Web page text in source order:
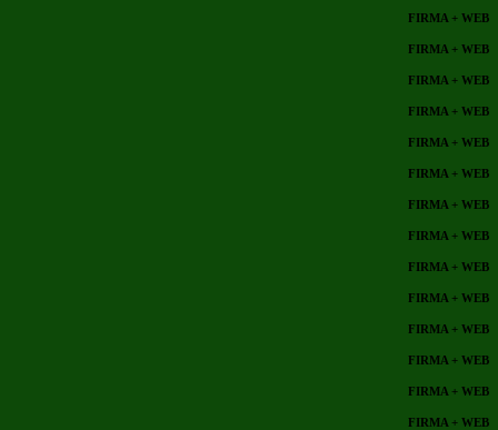
FIRMA + WEB
FIRMA + WEB
FIRMA + WEB
FIRMA + WEB
FIRMA + WEB
FIRMA + WEB
FIRMA + WEB
FIRMA + WEB
FIRMA + WEB
FIRMA + WEB
FIRMA + WEB
FIRMA + WEB
FIRMA + WEB
FIRMA + WEB